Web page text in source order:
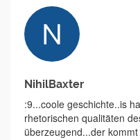
NihilBaxter
:9...coole geschichte..is
rhetorischen qualitäten
überzeugend...der